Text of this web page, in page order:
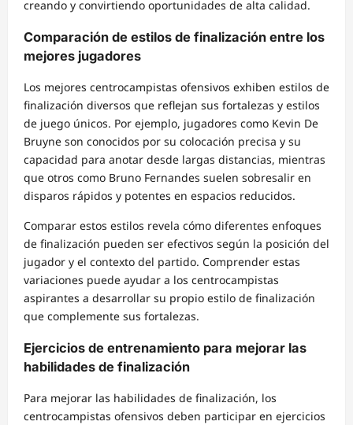
creando y convirtiendo oportunidades de alta calidad.
Comparación de estilos de finalización entre los
mejores jugadores
Los mejores centrocampistas ofensivos exhiben estilos de
finalización diversos que reflejan sus fortalezas y estilos
de juego únicos. Por ejemplo, jugadores como Kevin De
Bruyne son conocidos por su colocación precisa y su
capacidad para anotar desde largas distancias, mientras
que otros como Bruno Fernandes suelen sobresalir en
disparos rápidos y potentes en espacios reducidos.
Comparar estos estilos revela cómo diferentes enfoques
de finalización pueden ser efectivos según la posición del
jugador y el contexto del partido. Comprender estas
variaciones puede ayudar a los centrocampistas
aspirantes a desarrollar su propio estilo de finalización
que complemente sus fortalezas.
Ejercicios de entrenamiento para mejorar las
habilidades de finalización
Para mejorar las habilidades de finalización, los
centrocampistas ofensivos deben participar en ejercicios